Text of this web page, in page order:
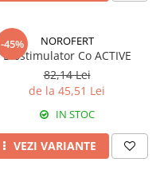
-45% NOROFERT
Biostimulator Co ACTIVE
82,14 Lei
de la 45,51 Lei
IN STOC
VEZI VARIANTE